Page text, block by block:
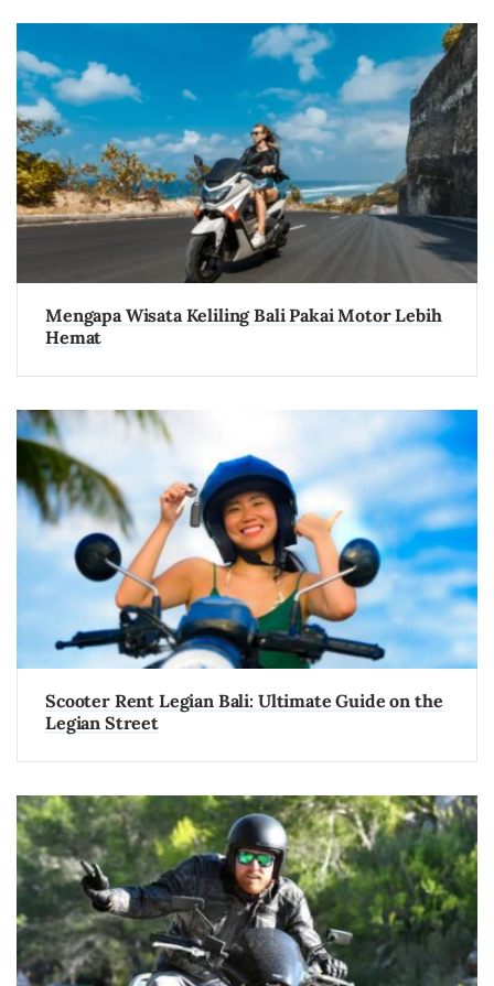
Mengapa Wisata Keliling Bali Pakai Motor Lebih
Hemat
Scooter Rent Legian Bali: Ultimate Guide on the
Legian Street